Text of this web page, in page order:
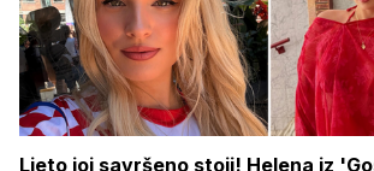
Ljeto joj savršeno stoji! Helena iz